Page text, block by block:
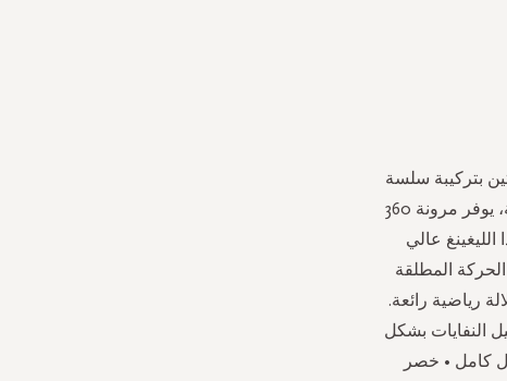
بتركيبة سلسة
تجعلها داعمة ومريحة بشكل لا يصدق. بفضل التجميع غير الملحوم أو الحياكة الأنبوبية، يوفر مرونة 360
عالي
المطلقة
رياضية رائعة.
النفايات بشكل
كامل • خصر